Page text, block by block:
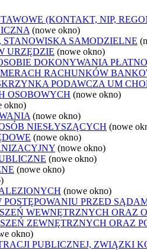
(KONTAKT, NIP,
(nowe okno)
SAMODZIELNE
URZĘDZIE (nowe okno)
DOKONYWANIA
RACHUNKÓW
PODAWCZA UM
OSOBOWYCH (nowe okno)
okno)
(nowe okno)
NIESŁYSZĄCYCH (nowe
(nowe okno)
(nowe okno)
(nowe okno)
(nowe okno)
(nowe okno)
POSTĘPOWANIU PRZED
WEWNĘTRZNYCH ORAZ
ZEWNĘTRZNYCH ORAZ
okno)
PUBLICZNEJ, ZWIĄZKI